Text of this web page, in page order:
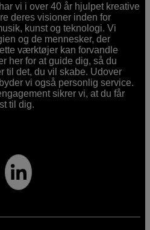
vi i over 40 år hjulpet kreative
deres visioner inden for
kunst og teknologi. Vi
og de mennesker, der
værktøjer kan forvandle
her for at guide dig, så du
til det, du vil skabe. Udover
vi også personlig service.
sikrer vi, at du får
til dig.